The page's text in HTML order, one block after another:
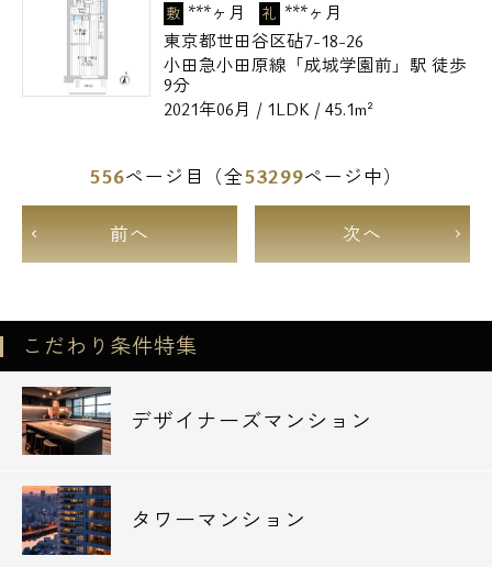
敷 ***ヶ月 礼 ***ヶ月
東京都世田谷区砧7-18-26
小田急小田原線「成城学園前」駅 徒歩
9分
2021年06月 / 1LDK / 45.1m²
556ページ目（全53299ページ中）
前へ 次へ
こだわり条件特集
デザイナーズマンション
タワーマンション